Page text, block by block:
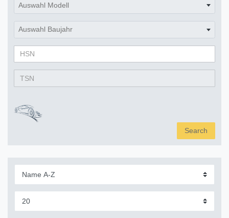
Auswahl Modell
Auswahl Baujahr
Search